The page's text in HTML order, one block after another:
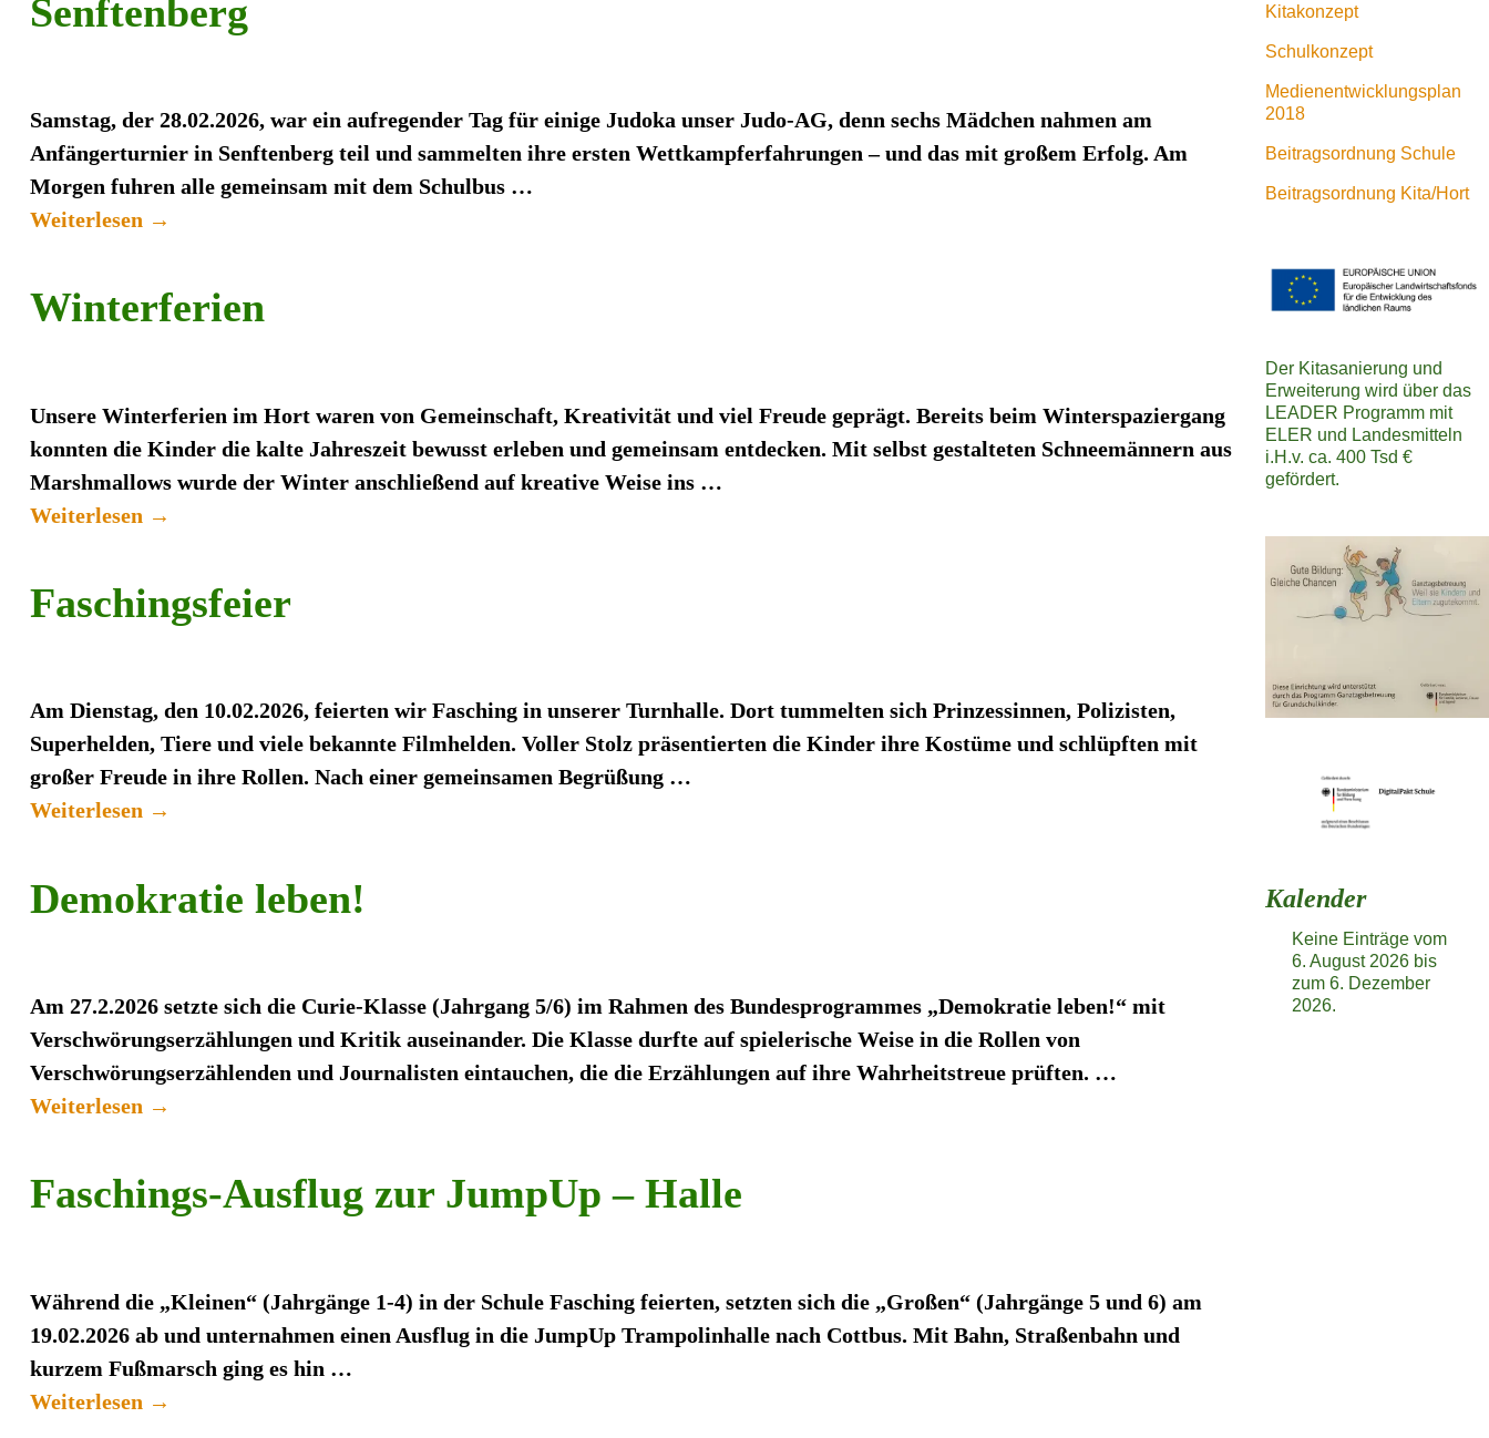
Senftenberg
Samstag, der 28.02.2026, war ein aufregender Tag für einige Judoka unser Judo-AG, denn sechs Mädchen nahmen am
Anfängerturnier in Senftenberg teil und sammelten ihre ersten Wettkampferfahrungen – und das mit großem Erfolg. Am
Morgen fuhren alle gemeinsam mit dem Schulbus …
Weiterlesen →
Winterferien
Unsere Winterferien im Hort waren von Gemeinschaft, Kreativität und viel Freude geprägt. Bereits beim Winterspaziergang
konnten die Kinder die kalte Jahreszeit bewusst erleben und gemeinsam entdecken. Mit selbst gestalteten Schneemännern aus
Marshmallows wurde der Winter anschließend auf kreative Weise ins …
Weiterlesen →
Faschingsfeier
Am Dienstag, den 10.02.2026, feierten wir Fasching in unserer Turnhalle. Dort tummelten sich Prinzessinnen, Polizisten,
Superhelden, Tiere und viele bekannte Filmhelden. Voller Stolz präsentierten die Kinder ihre Kostüme und schlüpften mit
großer Freude in ihre Rollen. Nach einer gemeinsamen Begrüßung …
Weiterlesen →
Demokratie leben!
Am 27.2.2026 setzte sich die Curie-Klasse (Jahrgang 5/6) im Rahmen des Bundesprogrammes „Demokratie leben!“ mit
Verschwörungserzählungen und Kritik auseinander. Die Klasse durfte auf spielerische Weise in die Rollen von
Verschwörungserzählenden und Journalisten eintauchen, die die Erzählungen auf ihre Wahrheitstreue prüften. …
Weiterlesen →
Faschings-Ausflug zur JumpUp – Halle
Während die „Kleinen“ (Jahrgänge 1-4) in der Schule Fasching feierten, setzten sich die „Großen“ (Jahrgänge 5 und 6) am
19.02.2026 ab und unternahmen einen Ausflug in die JumpUp Trampolinhalle nach Cottbus. Mit Bahn, Straßenbahn und
kurzem Fußmarsch ging es hin …
Weiterlesen →
Kitakonzept
Schulkonzept
Medienentwicklungsplan
2018
Beitragsordnung Schule
Beitragsordnung Kita/Hort
Der Kitasanierung und
Erweiterung wird über das
LEADER Programm mit
ELER und Landesmitteln
i.H.v. ca. 400 Tsd €
gefördert.
Kalender
Keine Einträge vom
6. August 2026 bis
zum 6. Dezember
2026.